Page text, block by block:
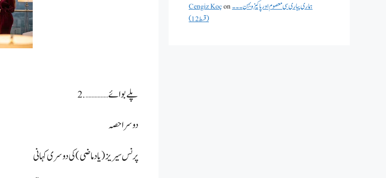
دوسرا حصہ
پرنس سیریز(یاد ماضی) کی دوسری کہانی
Cengiz Koçonہماری پیاری سی معصوم اور پاکیزہ بہن۔۔۔
(قسط12)